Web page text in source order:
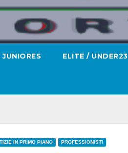
JUNIORES ELITE / UNDER23
IN PRIMO PIANO PROFESSIONISTI